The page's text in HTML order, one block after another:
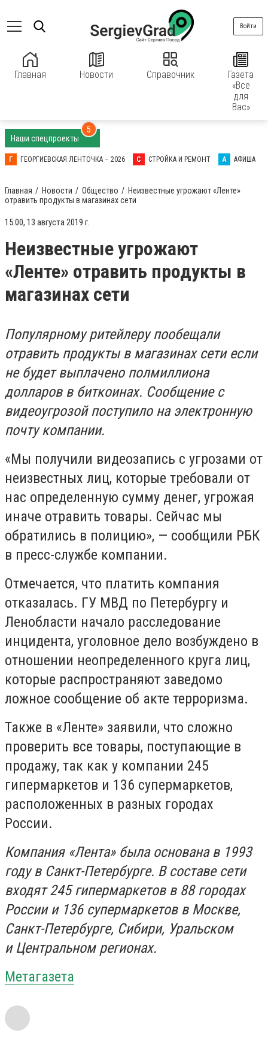
Главная Новости Справочник
Газета
«Все
для
Вас»
Войти
Наши спецпроекты
5
Г ГЕОРГИЕВСКАЯ ЛЕНТОЧКА – 2026 С СТРОЙКА И РЕМОНТ А АФИША
Главная Новости Общество
Неизвестные угрожают «Ленте»
отравить продукты в магазинах сети
15:00, 13 августа 2019 г.
Неизвестные угрожают
«Ленте» отравить продукты в
магазинах сети
Популярному ритейлеру пообещали
отравить продукты в магазинах сети если
не будет выплачено полмиллиона
долларов в биткоинах. Сообщение с
видеоугрозой поступило на электронную
почту компании.
«Мы получили видеозапись с угрозами от
неизвестных лиц, которые требовали от
нас определенную сумму денег, угрожая
иначе отравить товары. Сейчас мы
обратились в полицию», — сообщили РБК
в пресс-службе компании.
Отмечается, что платить компания
отказалась. ГУ МВД по Петербургу и
Ленобласти начало расследование
инцидента, уголовное дело возбуждено в
отношении неопределенного круга лиц,
которые распространяют заведомо
ложное сообщение об акте терроризма.
Также в «Ленте» заявили, что сложно
проверить все товары, поступающие в
продажу, так как у компании 245
гипермаркетов и 136 супермаркетов,
расположенных в разных городах
России.
Компания «Лента» была основана в 1993
году в Санкт-Петербурге. В составе сети
входят 245 гипермаркетов в 88 городах
России и 136 супермаркетов в Москве,
Санкт-Петербурге, Сибири, Уральском
и Центральном регионах.
Метагазета